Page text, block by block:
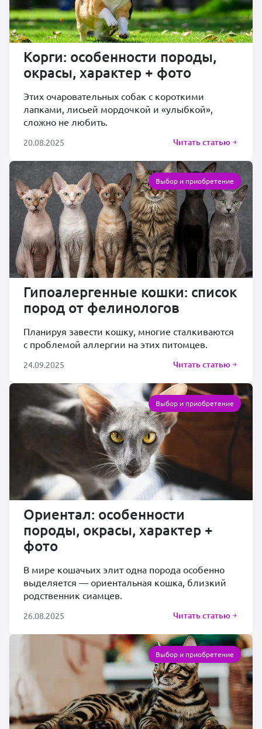
Корги: особенности породы,
окрасы, характер + фото
Этих очаровательных собак с короткими
лапками, лисьей мордочкой и «улыбкой»,
сложно не любить.
20.08.2025 Читать статью
Гипоалергенные кошки: список
пород от фелинологов
Планируя завести кошку, многие сталкиваются
с проблемой аллергии на этих питомцев.
24.09.2025 Читать статью
Выбор и приобретение
Ориентал: особенности
породы, окрасы, характер +
фото
В мире кошачьих элит одна порода особенно
выделяется — ориентальная кошка, близкий
родственник сиамцев.
26.08.2025 Читать статью
Выбор и приобретение
Выбор и приобретение